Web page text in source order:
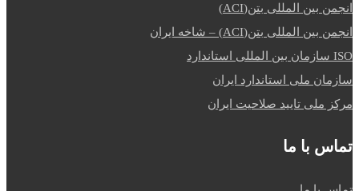
انجمن بین المللی بتن(ACI)
انجمن بین المللی بتن(ACI) – شاخه ایران
ISO سازمان بین المللی استاندارد
سازمان ملی استاندارد ایران
مرکز ملی تایید صلاحیت ایران
تماس با ما